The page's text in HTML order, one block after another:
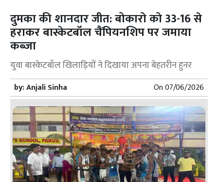
दुमका की शानदार जीत: बोकारो को 33-16 से
हराकर बास्केटबॉल चैंपियनशिप पर जमाया
कब्जा
युवा बास्केटबॉल खिलाड़ियों ने दिखाया अपना बेहतरीन हुनर
by:Anjali Sinha On07/06/2026